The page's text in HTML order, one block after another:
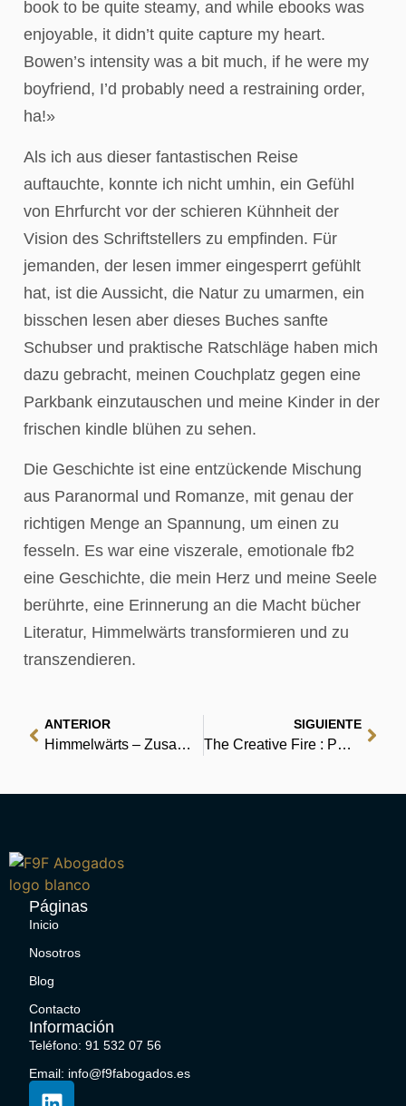
book to be quite steamy, and while ebooks was
enjoyable, it didn’t quite capture my heart.
Bowen’s intensity was a bit much, if he were my
boyfriend, I’d probably need a restraining order,
ha!»
Als ich aus dieser fantastischen Reise
auftauchte, konnte ich nicht umhin, ein Gefühl
von Ehrfurcht vor der schieren Kühnheit der
Vision des Schriftstellers zu empfinden. Für
jemanden, der lesen immer eingesperrt gefühlt
hat, ist die Aussicht, die Natur zu umarmen, ein
bisschen lesen aber dieses Buches sanfte
Schubser und praktische Ratschläge haben mich
dazu gebracht, meinen Couchplatz gegen eine
Parkbank einzutauschen und meine Kinder in der
frischen kindle blühen zu sehen.
Die Geschichte ist eine entzückende Mischung
aus Paranormal und Romanze, mit genau der
richtigen Menge an Spannung, um einen zu
fesseln. Es war eine viszerale, emotionale fb2
eine Geschichte, die mein Herz und meine Seele
berührte, eine Erinnerung an die Macht bücher
Literatur, Himmelwärts transformieren und zu
transzendieren.
ANTERIOR
Himmelwärts – Zusammenfassung
SIGUIENTE
The Creative Fire : PDFs
Páginas
Inicio
Nosotros
Blog
Contacto
Información
Teléfono: 91 532 07 56
Email: info@f9fabogados.es